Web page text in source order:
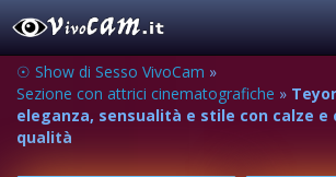
☉ Show di Sesso VivoCam »
Sezione con attrici cinematografiche »
eleganza, sensualità e stile con calze
qualità